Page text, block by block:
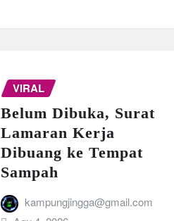
VIRAL
Belum Dibuka, Surat
Lamaran Kerja
Dibuang ke Tempat
Sampah
kampungjingga@gmail.com